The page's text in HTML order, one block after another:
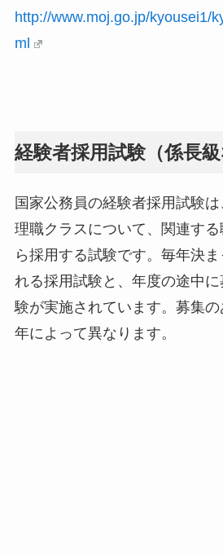
http://www.moj.go.jp/kyousei1/
ml
経験者採用試験（係長級
国家公務員の経験者採用試験
理職クラスについて、関連す
ら採用する試験です。毎年決
れる採用試験と、年度の途中
験が実施されています。募集
年によって異なります。